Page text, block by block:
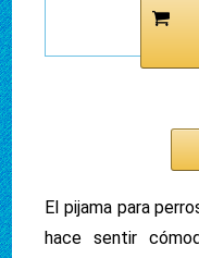
Camiseta
El pijama para
hace sentir